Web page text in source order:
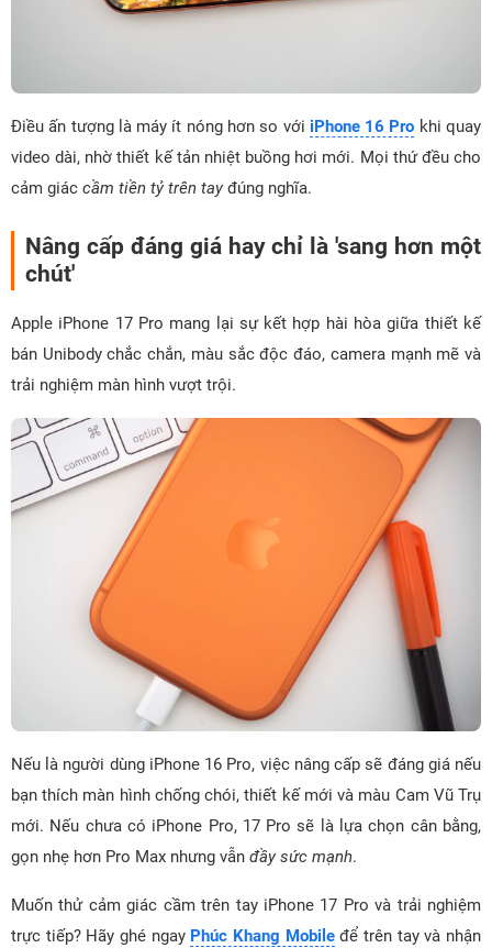
Điều ấn tượng là máy ít nóng hơn so với iPhone 16 Pro khi quay
video dài, nhờ thiết kế tản nhiệt buồng hơi mới. Mọi thứ đều cho
cảm giác cầm tiền tỷ trên tayđúng nghĩa.
Nâng cấp đáng giá hay chỉ là 'sang hơn một
chút'
Apple iPhone 17 Pro mang lại sự kết hợp hài hòa giữa thiết kế
bán Unibody chắc chắn, màu sắc độc đáo, camera mạnh mẽ và
trải nghiệm màn hình vượt trội.
Nếu là người dùng iPhone 16 Pro, việc nâng cấp sẽ đáng giá nếu
bạn thích màn hình chống chói, thiết kế mới và màu Cam Vũ Trụ
mới. Nếu chưa có iPhone Pro, 17 Pro sẽ là lựa chọn cân bằng,
gọn nhẹ hơn Pro Max nhưng vẫn đầy sức mạnh.
Muốn thử cảm giác cầm trên tay iPhone 17 Pro và trải nghiệm
trực tiếp? Hãy ghé ngay Phúc Khang Mobileđể trên tay và nhận